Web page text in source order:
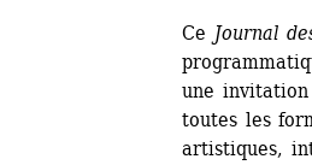
Ce Journal
une invitation
toutes les
artistiques,